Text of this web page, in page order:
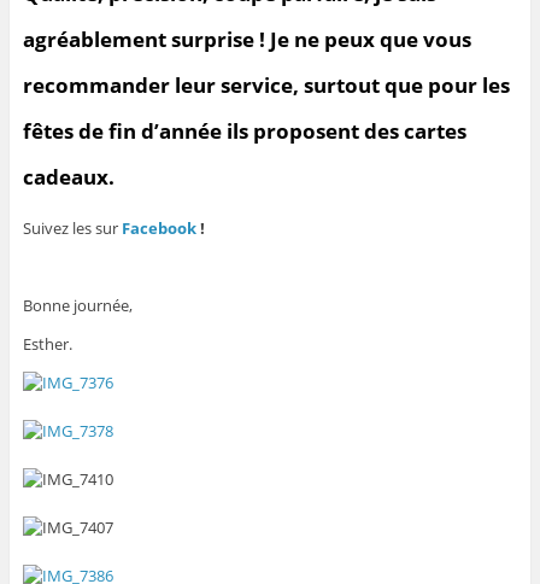
agréablement surprise ! Je ne peux que vous
recommander leur service, surtout que pour les
fêtes de fin d’année ils proposent des cartes
cadeaux.
Suivez les sur Facebook!
Bonne journée,
Esther.